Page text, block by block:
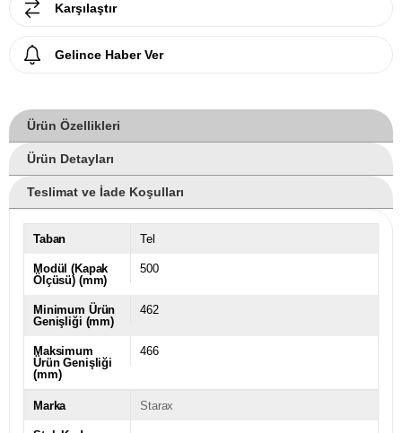
Karşılaştır
Gelince Haber Ver
Ürün Özellikleri
Ürün Detayları
Teslimat ve İade Koşulları
Taban Tel
Modül (Kapak
Ölçüsü) (mm)
500
Minimum Ürün
Genişliği (mm)
462
Maksimum
Ürün Genişliği
(mm)
466
Marka Starax